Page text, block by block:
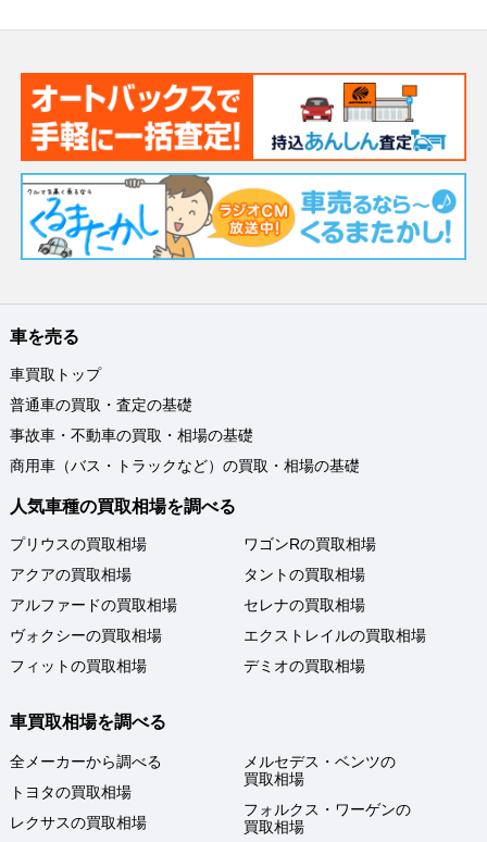
車を売る
車買取トップ
普通車の買取・査定の基礎
事故車・不動車の買取・相場の基礎
商用車（バス・トラックなど）の買取・相場の基礎
人気車種の買取相場を調べる
プリウスの買取相場
アクアの買取相場
アルファードの買取相場
ヴォクシーの買取相場
フィットの買取相場
ワゴンRの買取相場
タントの買取相場
セレナの買取相場
エクストレイルの買取相場
デミオの買取相場
車買取相場を調べる
全メーカーから調べる
トヨタの買取相場
レクサスの買取相場
メルセデス・ベンツの
買取相場
フォルクス・ワーゲンの
買取相場